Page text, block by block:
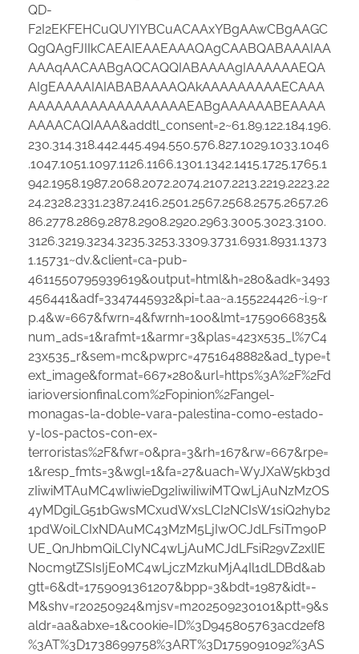
QD-
F2I2EKFEHCuQUYIYBCuACAAxYBgAAwCBgAAGC
QgQAgFJIIkCAEAIEAAEAAAQAgCAABQABAAAIAA
AAAqAACAABgAQCAQQIABAAAAgIAAAAAAEQA
AIgEAAAAIAIABABAAAAQAkAAAAAAAAAECAAA
AAAAAAAAAAAAAAAAAAEABgAAAAAABEAAAA
AAAACAQIAAA&addtl_consent=2~61.89.122.184.196.
230.314.318.442.445.494.550.576.827.1029.1033.1046
.1047.1051.1097.1126.1166.1301.1342.1415.1725.1765.1
942.1958.1987.2068.2072.2074.2107.2213.2219.2223.22
24.2328.2331.2387.2416.2501.2567.2568.2575.2657.26
86.2778.2869.2878.2908.2920.2963.3005.3023.3100.
3126.3219.3234.3235.3253.3309.3731.6931.8931.1373
1.15731~dv.&client=ca-pub-
4611550795939619&output=html&h=280&adk=3493
456441&adf=3347445932&pi=t.aa~a.155224426~i.9~r
p.4&w=667&fwrn=4&fwrnh=100&lmt=1759066835&
num_ads=1&rafmt=1&armr=3&plas=423x535_l%7C4
23x535_r&sem=mc&pwprc=4751648882&ad_type=t
ext_image&format=667×280&url=https%3A%2F%2Fd
iarioversionfinal.com%2Fopinion%2Fangel-
monagas-la-doble-vara-palestina-como-estado-
y-los-pactos-con-ex-
terroristas%2F&fwr=0&pra=3&rh=167&rw=667&rpe=
1&resp_fmts=3&wgl=1&fa=27&uach=WyJXaW5kb3d
zIiwiMTAuMC4wIiwieDg2IiwiIiwiMTQwLjAuNzMzOS
4yMDgiLG51bGwsMCxudWxsLCI2NCIsW1siQ2hyb2
1pdW0iLCIxNDAuMC43MzM5LjIwOCJdLFsiTm90P
UE_QnJhbmQiLCIyNC4wLjAuMCJdLFsiR29vZ2xlIE
Nocm9tZSIsIjE0MC4wLjczMzkuMjA4Il1dLDBd&ab
gtt=6&dt=1759091361207&bpp=3&bdt=1987&idt=-
M&shv=r20250924&mjsv=m202509230101&ptt=9&s
aldr=aa&abxe=1&cookie=ID%3D945805763acd2ef8
%3AT%3D1738699758%3ART%3D1759091092%3AS